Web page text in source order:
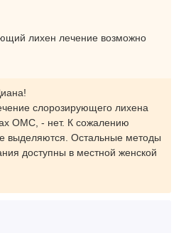
лихен лечение возможно
слорозирующего лихена
ОМС, - нет. К сожалению
выделяются. Остальные методы
доступны в местной женской